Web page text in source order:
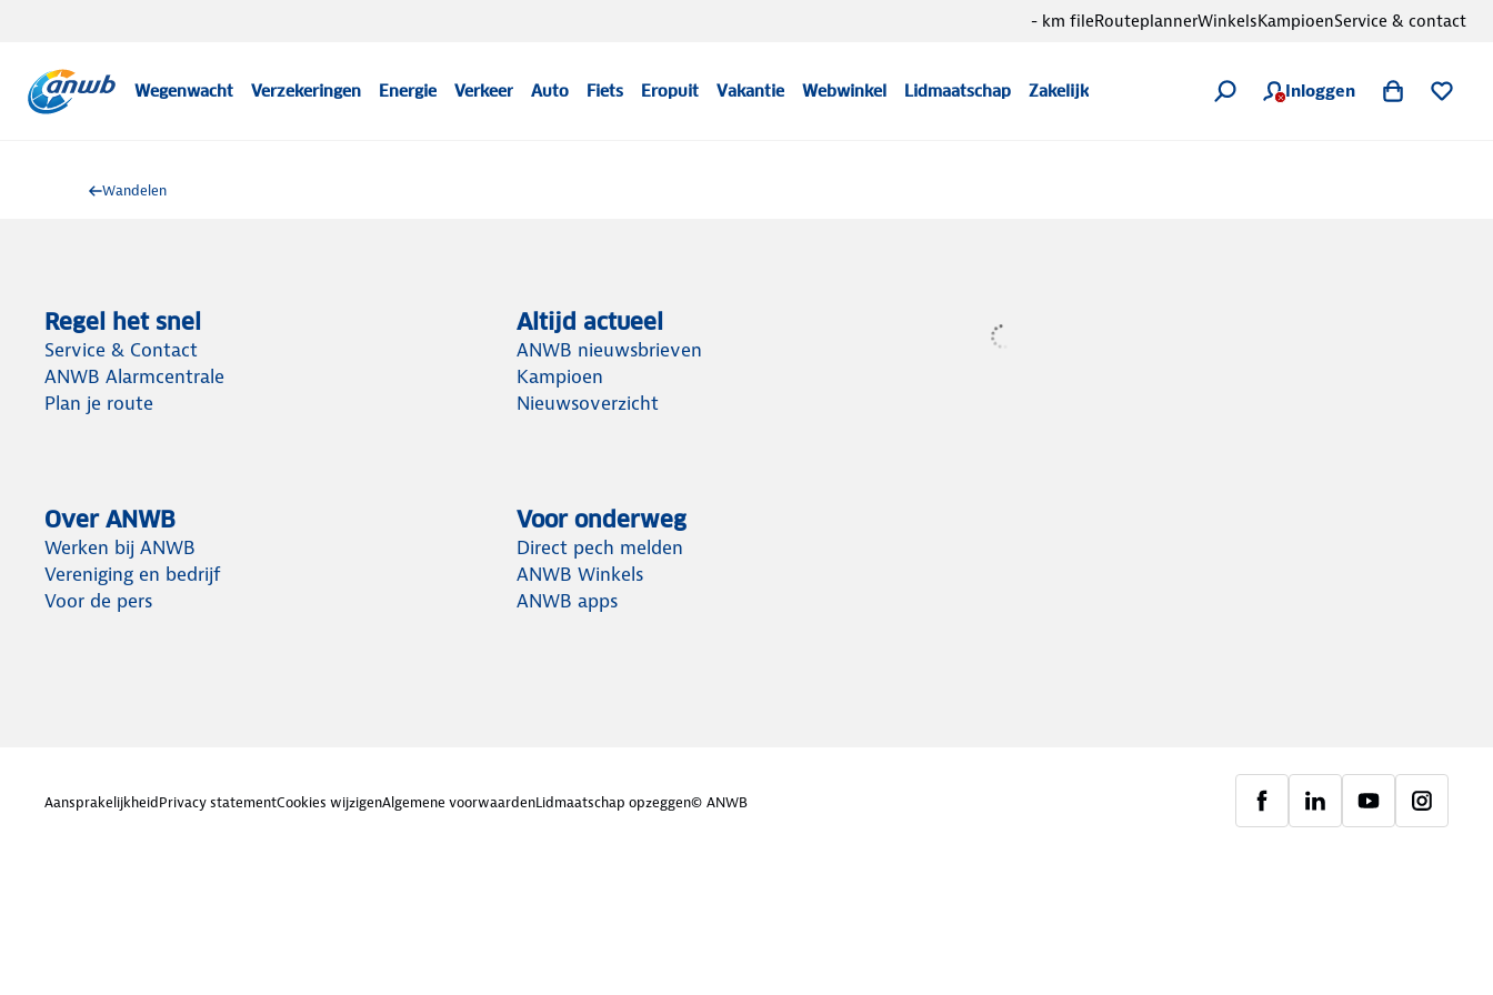
Wegenwacht Verzekeringen Energie Verkeer Auto Fiets Eropuit Vakantie Webwinkel Lidmaatschap Zakelijk Inloggen
- km fileRouteplannerWinkelsKampioenService & contact
Wandelen
Regel het snel
Service & Contact
ANWB Alarmcentrale
Plan je route
Altijd actueel
ANWB nieuwsbrieven
Kampioen
Nieuwsoverzicht
Over ANWB
Werken bij ANWB
Vereniging en bedrijf
Voor de pers
Voor onderweg
Direct pech melden
ANWB Winkels
ANWB apps
AansprakelijkheidPrivacy statementCookies wijzigenAlgemene voorwaardenLidmaatschap opzeggen© ANWB